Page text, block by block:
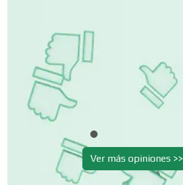
Cibercafés
Clínicas de Belleza
Clínicas de Rehabilitación
Clínicas y Hospitales
Ver más opiniones >>